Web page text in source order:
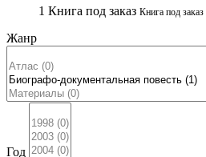
1 Книга под заказ Книга под заказ
Жанр
Год